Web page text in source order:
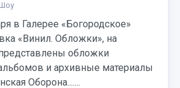
Шоу
в Галерее «Богородское»
«Винил. Обложки», на
обложки
и архивные материалы
Оборона.......